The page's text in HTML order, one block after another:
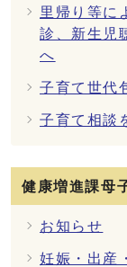
里帰り等に
診、新生児
へ
子育て世代
子育て相談
健康増進課母
お知らせ
妊娠・出産